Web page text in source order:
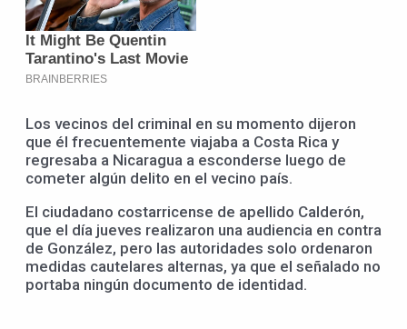
Los vecinos del criminal en su momento dijeron
que él frecuentemente viajaba a Costa Rica y
regresaba a Nicaragua a esconderse luego de
cometer algún delito en el vecino país.
El ciudadano costarricense de apellido Calderón,
que el día jueves realizaron una audiencia en contra
de González, pero las autoridades solo ordenaron
medidas cautelares alternas, ya que el señalado no
portaba ningún documento de identidad.